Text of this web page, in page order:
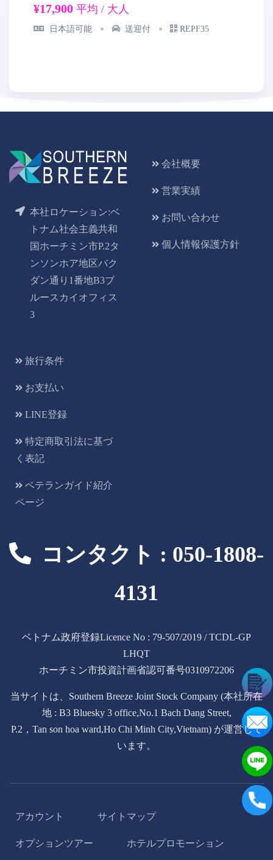
¥17,900 平均 / 大人
日本語可能 送迎付 REPF35
本社ロケーション:ベ
トナム社会主義共和
国ホーチミン市P.2タ
ンソンホア地区バク
ダン通り1番地B3ブ
ルースカイオフィス
3
会社概要
営業実績
お問い合わせ
個人情報保護方針
旅行条件
お支払い
LINE登録
特定商取引法に基づ
く表記
ベテランガイド紹介
ページ
コンタクト : 050-1808-
4131
ベトナム政府登録Licence No : 79-507/2019 / TCDL-GP
LHQT
ホーチミン市投資計画省認可番号0310972206
当サイトは、Southern Breeze Joint Stock Company (本社所在
地 : B3 Bluesky 3 office,No.1 Bach Dang Street,
P.2，Tan son hoa ward,Ho Chi Minh City,Vietnam) が運営して
います。
アカウント サイトマップ
オプションツアー ホテルプロモーション